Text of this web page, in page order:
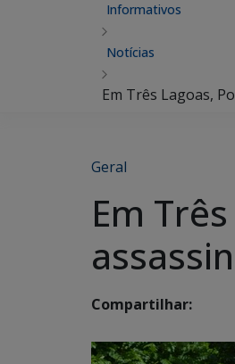
Informativos
Notícias
Em Três Lagoas,
Geral
Em
Compartilhar: